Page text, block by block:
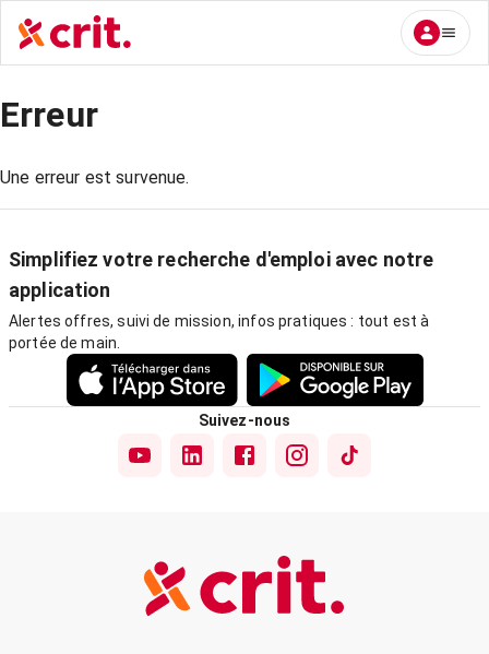
Erreur
Une erreur est survenue.
Simplifiez votre recherche d'emploi avec notre
application
Alertes offres, suivi de mission, infos pratiques : tout est à
portée de main.
Suivez-nous